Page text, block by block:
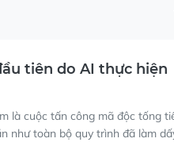
tiên do AI thực hiện
là cuộc tấn công mã độc tống
như toàn bộ quy trình đã làm